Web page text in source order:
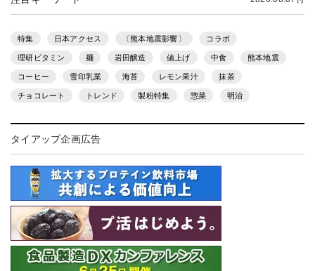
特集 日本アクセス 〔熊本地震影響〕 コラボ
理研ビタミン 麺 岩田醸造 値上げ 中食 熊本地震
コーヒー 雪印乳業 海苔 レモン果汁 抹茶
チョコレート トレンド 製粉特集 惣菜 明治
タイアップ企画広告